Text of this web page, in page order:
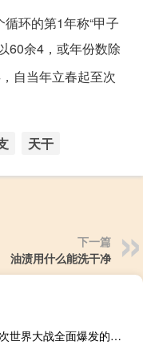
环的第1年称“甲子
60余4，或年份数除
自当年立春起至次
天干
下一篇
油渍用什么能洗干净
第二次世界大战全面爆发的时间和事件（第二次世界大战全面爆发的时间）